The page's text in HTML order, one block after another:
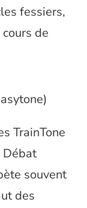
fessiers,
de
TrainTone
Débat
souvent
des